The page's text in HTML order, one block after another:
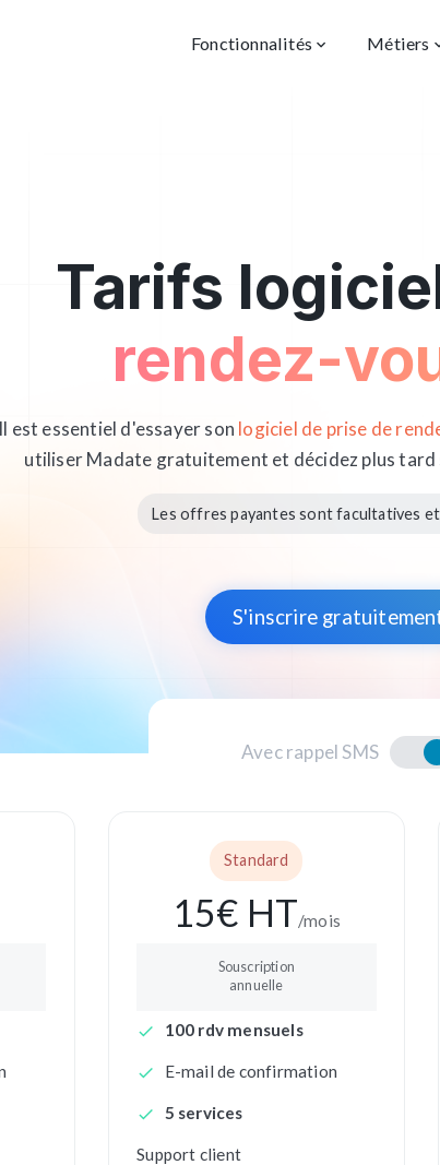
Fonctionnalités Métiers
Tarifs
rendez-
Il est essentiel d'essayer son logiciel de prise de
utiliser Madate gratuitement et décidez plus tard
Les offres payantes sont facultatives
S'inscrire
Avec rappel SMS
Standard
15€ HT/mois
Souscription
annuelle
100 rdv mensuels
E-mail de confirmation
5 services
Support client